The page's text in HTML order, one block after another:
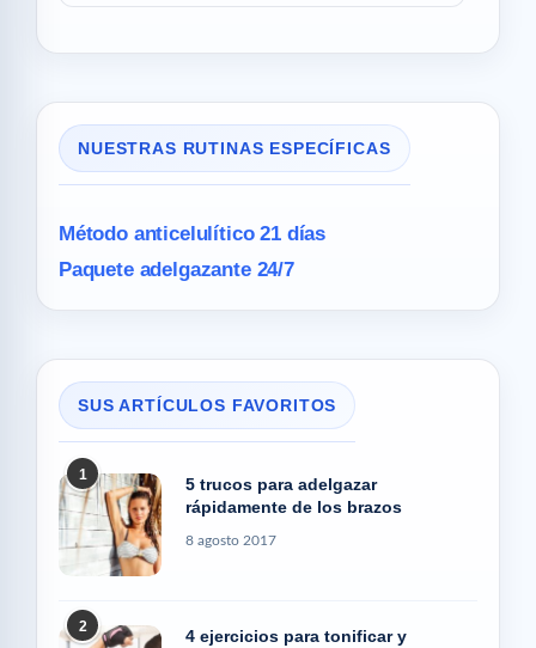
NUESTRAS RUTINAS ESPECÍFICAS
Método anticelulítico 21 días
Paquete adelgazante 24/7
SUS ARTÍCULOS FAVORITOS
1
5 trucos para adelgazar
rápidamente de los brazos
8 agosto 2017
2
4 ejercicios para tonificar y